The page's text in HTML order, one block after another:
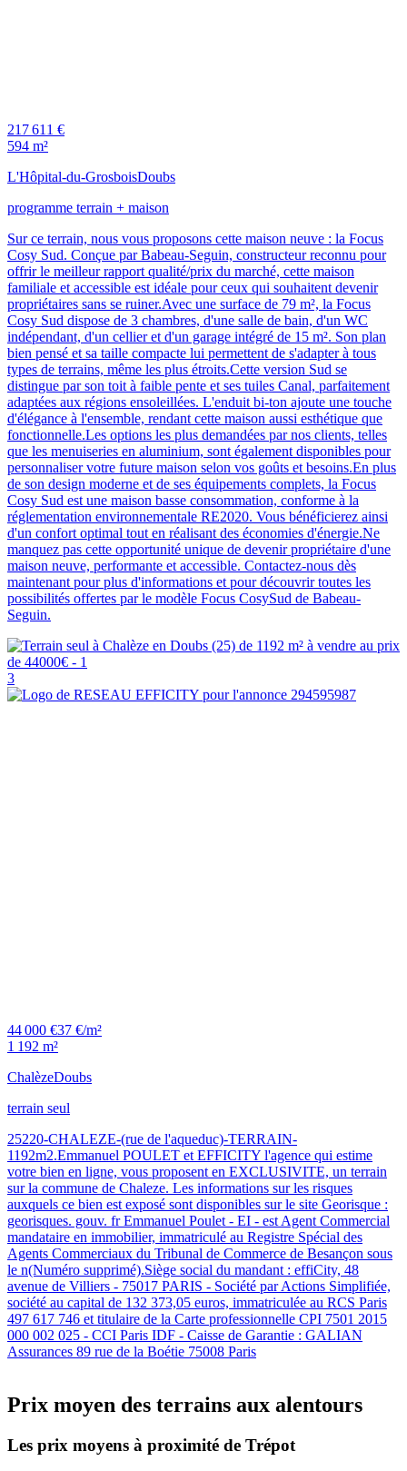
217 611 €
594 m²
L'Hôpital-du-GrosboisDoubs
programme terrain + maison
Sur ce terrain, nous vous proposons cette maison neuve : la Focus
Cosy Sud. Conçue par Babeau-Seguin, constructeur reconnu pour
offrir le meilleur rapport qualité/prix du marché, cette maison
familiale et accessible est idéale pour ceux qui souhaitent devenir
propriétaires sans se ruiner.Avec une surface de 79 m², la Focus
Cosy Sud dispose de 3 chambres, d'une salle de bain, d'un WC
indépendant, d'un cellier et d'un garage intégré de 15 m². Son plan
bien pensé et sa taille compacte lui permettent de s'adapter à tous
types de terrains, même les plus étroits.Cette version Sud se
distingue par son toit à faible pente et ses tuiles Canal, parfaitement
adaptées aux régions ensoleillées. L'enduit bi-ton ajoute une touche
d'élégance à l'ensemble, rendant cette maison aussi esthétique que
fonctionnelle.Les options les plus demandées par nos clients, telles
que les menuiseries en aluminium, sont également disponibles pour
personnaliser votre future maison selon vos goûts et besoins.En plus
de son design moderne et de ses équipements complets, la Focus
Cosy Sud est une maison basse consommation, conforme à la
réglementation environnementale RE2020. Vous bénéficierez ainsi
d'un confort optimal tout en réalisant des économies d'énergie.Ne
manquez pas cette opportunité unique de devenir propriétaire d'une
maison neuve, performante et accessible. Contactez-nous dès
maintenant pour plus d'informations et pour découvrir toutes les
possibilités offertes par le modèle Focus CosySud de Babeau-
Seguin.
3
44 000 €37 €/m²
1 192 m²
ChalèzeDoubs
terrain seul
25220-CHALEZE-(rue de l'aqueduc)-TERRAIN-
1192m2.Emmanuel POULET et EFFICITY l'agence qui estime
votre bien en ligne, vous proposent en EXCLUSIVITE, un terrain
sur la commune de Chaleze. Les informations sur les risques
auxquels ce bien est exposé sont disponibles sur le site Georisque :
georisques. gouv. fr Emmanuel Poulet - EI - est Agent Commercial
mandataire en immobilier, immatriculé au Registre Spécial des
Agents Commerciaux du Tribunal de Commerce de Besançon sous
le n(Numéro supprimé).Siège social du mandant : effiCity, 48
avenue de Villiers - 75017 PARIS - Société par Actions Simplifiée,
société au capital de 132 373,05 euros, immatriculée au RCS Paris
497 617 746 et titulaire de la Carte professionnelle CPI 7501 2015
000 002 025 - CCI Paris IDF - Caisse de Garantie : GALIAN
Assurances 89 rue de la Boétie 75008 Paris
Prix moyen des terrains aux alentours
Les prix moyens à proximité de Trépot